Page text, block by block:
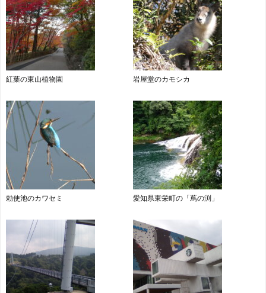
紅葉の東山植物園 岩屋堂のカモシカ
勅使池のカワセミ 愛知県東栄町の「蔦の渕」